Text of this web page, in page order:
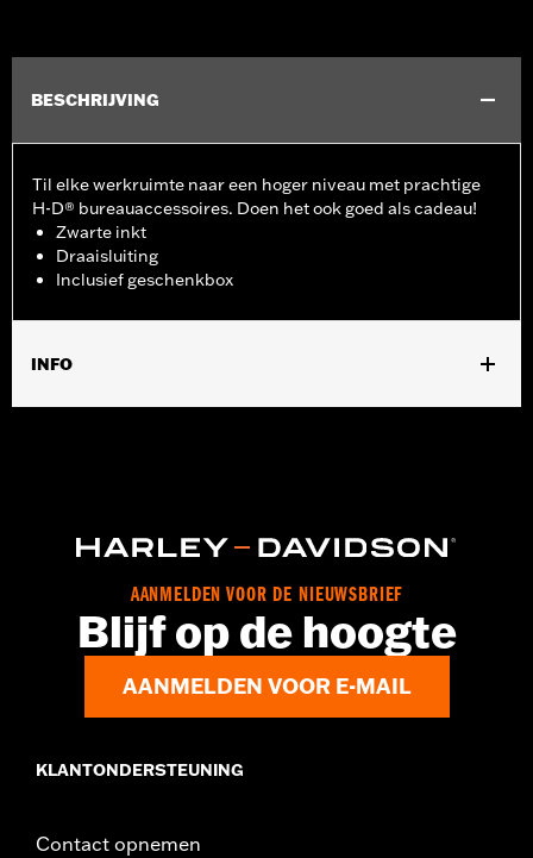
BESCHRIJVING
Til elke werkruimte naar een hoger niveau met prachtige
H-D® bureauaccessoires. Doen het ook goed als cadeau!
Zwarte inkt
Draaisluiting
Inclusief geschenkbox
INFO
AANMELDEN VOOR DE NIEUWSBRIEF
Blijf op de hoogte
AANMELDEN VOOR E-MAIL
KLANTONDERSTEUNING
Contact opnemen